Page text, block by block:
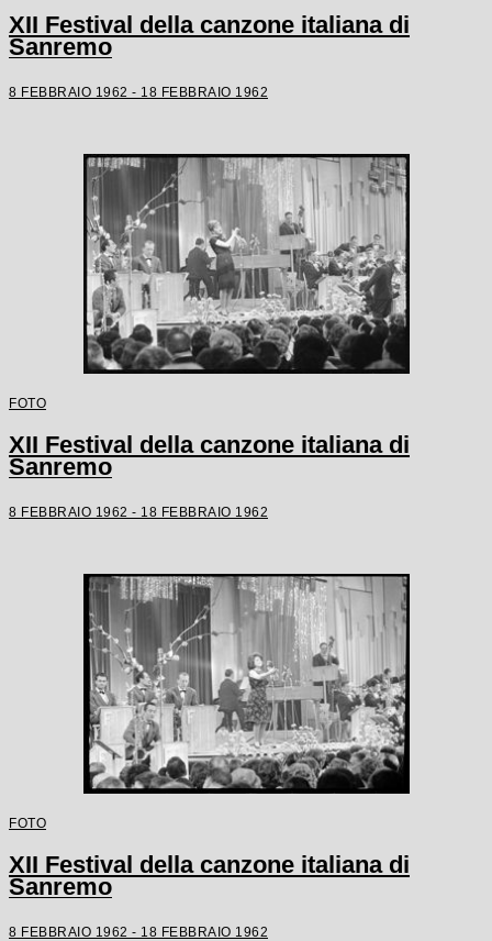
XII Festival della canzone italiana di
Sanremo
8 FEBBRAIO 1962 - 18 FEBBRAIO 1962
FOTO
XII Festival della canzone italiana di
Sanremo
8 FEBBRAIO 1962 - 18 FEBBRAIO 1962
FOTO
XII Festival della canzone italiana di
Sanremo
8 FEBBRAIO 1962 - 18 FEBBRAIO 1962